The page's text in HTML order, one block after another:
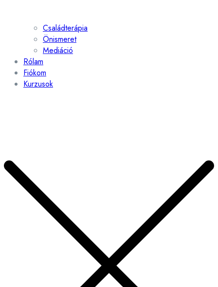
Családterápia
Önismeret
Mediáció
Rólam
Fiókom
Kurzusok